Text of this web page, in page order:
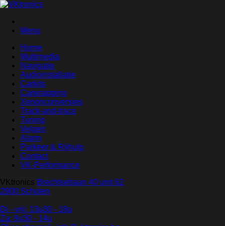
Menu
Home
Multimedia
Navigatie
Audioinstallatie
Carkits
Carwrapping
Xenonconversies
Track-and-trace
Tuning
Velgen
Alarm
Parkeer & Rijhulp
Contact
VK-Performance
VKtronics Brechtsebaan 40 unit 62
2900 Schoten
Di - vrij: 13u30 - 18u
Za: 9u30 - 14u